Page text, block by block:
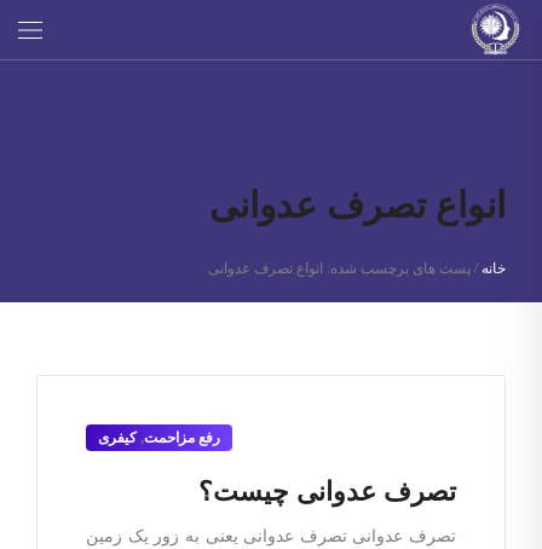
انواع تصرف عدوانی
خانه / پست های برچسب شده: انواع تصرف عدوانی
رفع مزاحمت,کیفری
تصرف عدوانی چیست؟
تصرف عدوانی تصرف عدوانی یعنی به زور یک زمین